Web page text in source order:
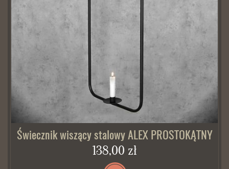
Świecznik wiszący stalowy ALEX PROSTOKĄTNY
138,00 zł